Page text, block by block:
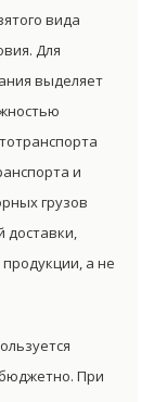
вида
Для
выделяет
и
грузов
доставки,
а не
При